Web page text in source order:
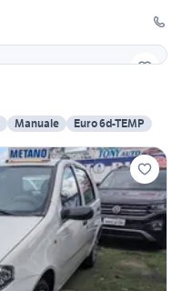
Manuale Euro 6d-TEMP